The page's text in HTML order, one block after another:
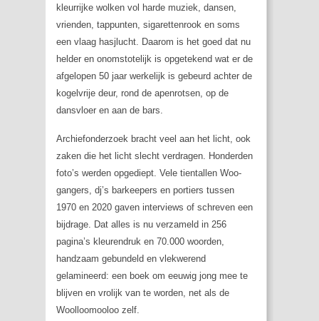
kleurrijke wolken vol harde muziek, dansen,
vrienden, tappunten, sigarettenrook en soms
een vlaag hasjlucht. Daarom is het goed dat nu
helder en onomstotelijk is opgetekend wat er de
afgelopen 50 jaar werkelijk is gebeurd achter de
kogelvrije deur, rond de apenrotsen, op de
dansvloer en aan de bars.
Archiefonderzoek bracht veel aan het licht, ook
zaken die het licht slecht verdragen. Honderden
foto’s werden opgediept. Vele tientallen Woo-
gangers, dj’s barkeepers en portiers tussen
1970 en 2020 gaven interviews of schreven een
bijdrage. Dat alles is nu verzameld in 256
pagina’s kleurendruk en 70.000 woorden,
handzaam gebundeld en vlekwerend
gelamineerd: een boek om eeuwig jong mee te
blijven en vrolijk van te worden, net als de
Woolloomooloo zelf.